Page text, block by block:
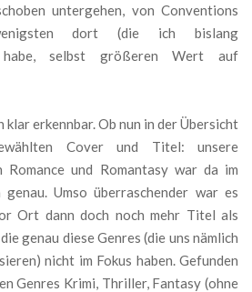
untergehen, von Conventions
dort (die ich bislang
habe, selbst größeren Wert auf
klar erkennbar. Ob nun in der Übersicht
Cover und Titel: unsere
Romance und Romantasy war da im
Umso überraschender war es
Ort dann doch noch mehr Titel als
genau diese Genres (die uns nämlich
nicht im Fokus haben. Gefunden
Genres Krimi, Thriller, Fantasy (ohne